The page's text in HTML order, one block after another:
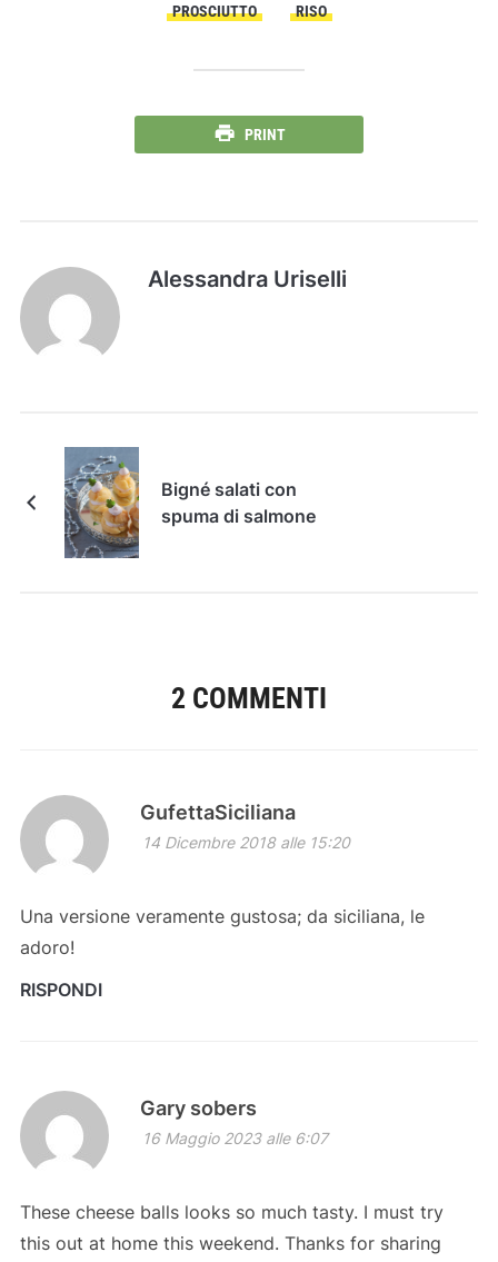
PROSCIUTTO
RISO
PRINT
Alessandra Uriselli
Bigné salati con
spuma di salmone
2 COMMENTI
GufettaSiciliana
14 Dicembre 2018 alle 15:20
Una versione veramente gustosa; da siciliana, le
adoro!
RISPONDI
Gary sobers
16 Maggio 2023 alle 6:07
These cheese balls looks so much tasty. I must try
this out at home this weekend. Thanks for sharing